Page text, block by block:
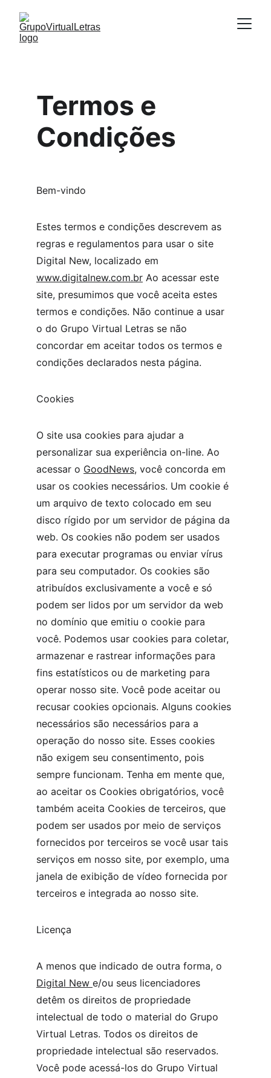
Termos e
Condições
Bem-vindo
Estes termos e condições descrevem as
regras e regulamentos para usar o site
Digital New, localizado em
www.digitalnew.com.br Ao acessar este
site, presumimos que você aceita estes
termos e condições. Não continue a usar
o do Grupo Virtual Letras se não
concordar em aceitar todos os termos e
condições declarados nesta página.
Cookies
O site usa cookies para ajudar a
personalizar sua experiência on-line. Ao
acessar o GoodNews, você concorda em
usar os cookies necessários. Um cookie é
um arquivo de texto colocado em seu
disco rígido por um servidor de página da
web. Os cookies não podem ser usados ​​
para executar programas ou enviar vírus
para seu computador. Os cookies são
atribuídos exclusivamente a você e só
podem ser lidos por um servidor da web
no domínio que emitiu o cookie para
você. Podemos usar cookies para coletar,
armazenar e rastrear informações para
fins estatísticos ou de marketing para
operar nosso site. Você pode aceitar ou
recusar cookies opcionais. Alguns cookies
necessários são necessários para a
operação do nosso site. Esses cookies
não exigem seu consentimento, pois
sempre funcionam. Tenha em mente que,
ao aceitar os Cookies obrigatórios, você
também aceita Cookies de terceiros, que
podem ser usados ​​por meio de serviços
fornecidos por terceiros se você usar tais
serviços em nosso site, por exemplo, uma
janela de exibição de vídeo fornecida por
terceiros e integrada ao nosso site.
Licença
A menos que indicado de outra forma, o
Digital New e/ou seus licenciadores
detêm os direitos de propriedade
intelectual de todo o material do Grupo
Virtual Letras. Todos os direitos de
propriedade intelectual são reservados.
Você pode acessá-los do Grupo Virtual